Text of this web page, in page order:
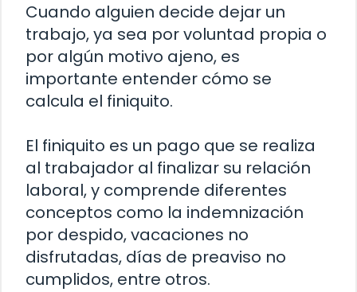
Cuando alguien decide dejar un
trabajo, ya sea por voluntad propia o
por algún motivo ajeno, es
importante entender cómo se
calcula el finiquito.
El finiquito es un pago que se realiza
al trabajador al finalizar su relación
laboral, y comprende diferentes
conceptos como la indemnización
por despido, vacaciones no
disfrutadas, días de preaviso no
cumplidos, entre otros.